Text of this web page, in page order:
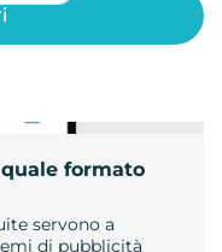
formato
servono a
di pubblicità